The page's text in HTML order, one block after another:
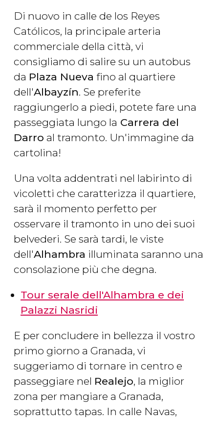
Di nuovo in calle de los Reyes
Católicos, la principale arteria
commerciale della città, vi
consigliamo di salire su un autobus
da Plaza Nueva fino al quartiere
dell'Albayzín. Se preferite
raggiungerlo a piedi, potete fare una
passeggiata lungo la Carrera del
Darro al tramonto. Un'immagine da
cartolina!
Una volta addentrati nel labirinto di
vicoletti che caratterizza il quartiere,
sarà il momento perfetto per
osservare il tramonto in uno dei suoi
belvederi. Se sarà tardi, le viste
dell'Alhambra illuminata saranno una
consolazione più che degna.
Tour serale dell'Alhambra e dei
Palazzi Nasridi
E per concludere in bellezza il vostro
primo giorno a Granada, vi
suggeriamo di tornare in centro e
passeggiare nel Realejo, la miglior
zona per mangiare a Granada,
soprattutto tapas. In calle Navas,